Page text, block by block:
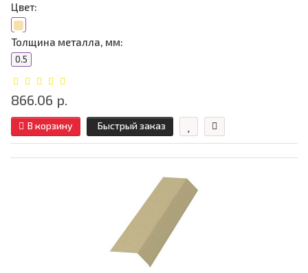
Цвет:
Толщина металла, мм:
0.5
866.06 р.
В корзину Быстрый заказ